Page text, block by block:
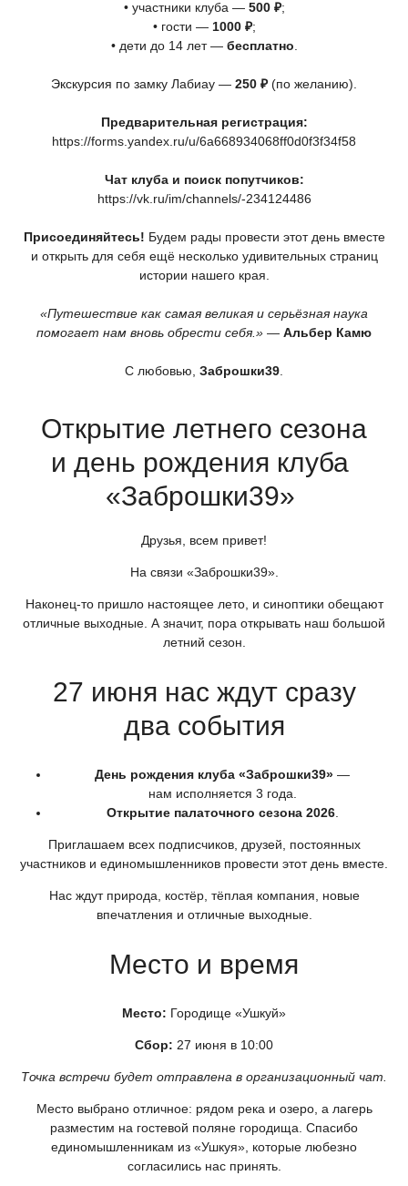
• участники клуба — 500 ₽;
• гости — 1000 ₽;
• дети до 14 лет — бесплатно.
Экскурсия по замку Лабиау — 250 ₽ (по желанию).
Предварительная регистрация:
https://forms.yandex.ru/u/6a668934068ff0d0f3f34f58
Чат клуба и поиск попутчиков:
https://vk.ru/im/channels/-234124486
Присоединяйтесь! Будем рады провести этот день вместе
и открыть для себя ещё несколько удивительных страниц
истории нашего края.
«Путешествие как самая великая и серьёзная наука
помогает нам вновь обрести себя.» — Альбер Камю
С любовью, Заброшки39.
Открытие летнего сезона
и день рождения клуба
«Заброшки39»
Друзья, всем привет!
На связи «Заброшки39».
Наконец-то пришло настоящее лето, и синоптики обещают
отличные выходные. А значит, пора открывать наш большой
летний сезон.
27 июня нас ждут сразу
два события
День рождения клуба «Заброшки39» —
нам исполняется 3 года.
Открытие палаточного сезона 2026.
Приглашаем всех подписчиков, друзей, постоянных
участников и единомышленников провести этот день вместе.
Нас ждут природа, костёр, тёплая компания, новые
впечатления и отличные выходные.
Место и время
Место: Городище «Ушкуй»
Сбор: 27 июня в 10:00
Точка встречи будет отправлена в организационный чат.
Место выбрано отличное: рядом река и озеро, а лагерь
разместим на гостевой поляне городища. Спасибо
единомышленникам из «Ушкуя», которые любезно
согласились нас принять.